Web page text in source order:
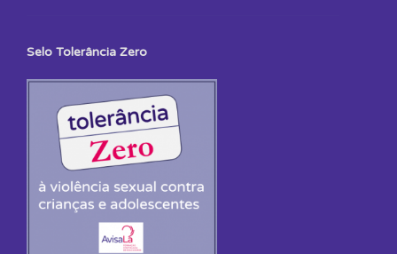
Selo Tolerância Zero